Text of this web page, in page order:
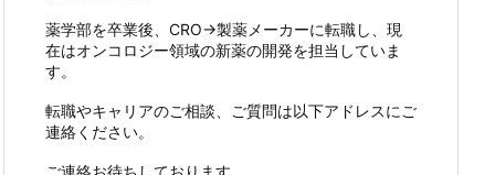
薬学部を卒業後、CRO→製薬メーカーに転職し、現
在はオンコロジー領域の新薬の開発を担当していま
す。
転職やキャリアのご相談、ご質問は以下アドレスにご
連絡ください。
ご連絡お待ちしております。